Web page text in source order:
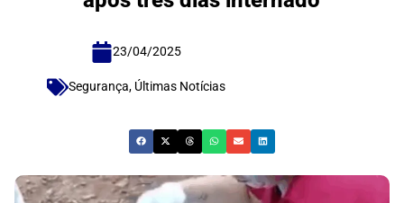
23/04/2025
Segurança, Últimas Notícias